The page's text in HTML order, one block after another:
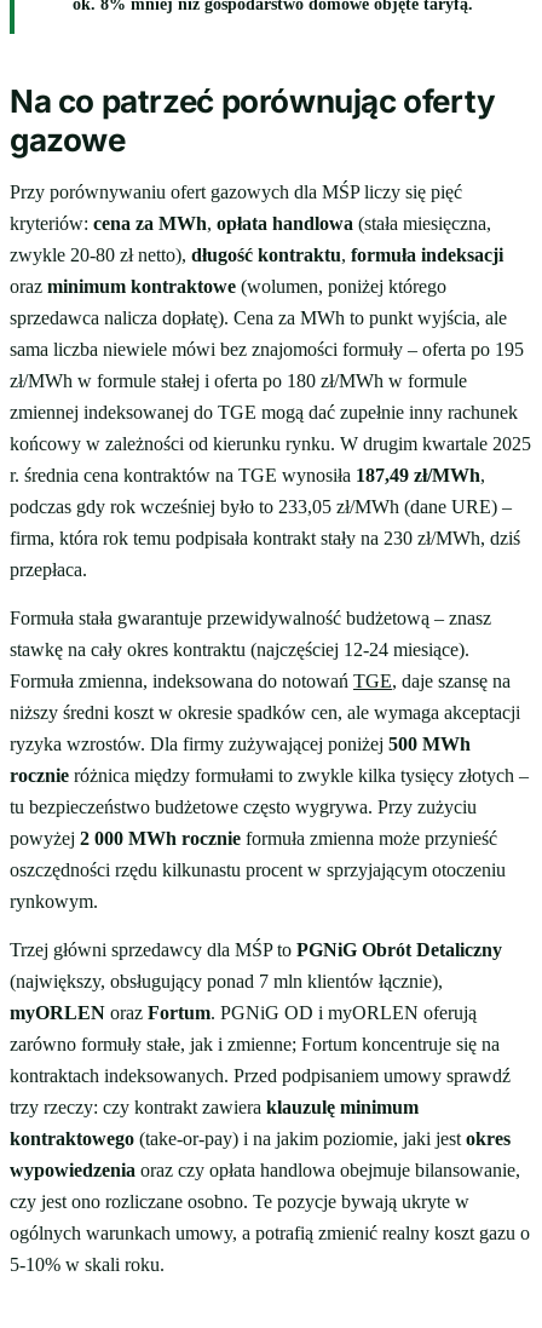
ok. 8% mniej niż gospodarstwo domowe objęte taryfą.
Na co patrzeć porównując oferty
gazowe
Przy porównywaniu ofert gazowych dla MŚP liczy się pięć
kryteriów: cena za MWh, opłata handlowa (stała miesięczna,
zwykle 20-80 zł netto), długość kontraktu, formuła indeksacji
oraz minimum kontraktowe (wolumen, poniżej którego
sprzedawca nalicza dopłatę). Cena za MWh to punkt wyjścia, ale
sama liczba niewiele mówi bez znajomości formuły – oferta po 195
zł/MWh w formule stałej i oferta po 180 zł/MWh w formule
zmiennej indeksowanej do TGE mogą dać zupełnie inny rachunek
końcowy w zależności od kierunku rynku. W drugim kwartale 2025
r. średnia cena kontraktów na TGE wynosiła 187,49 zł/MWh,
podczas gdy rok wcześniej było to 233,05 zł/MWh (dane URE) –
firma, która rok temu podpisała kontrakt stały na 230 zł/MWh, dziś
przepłaca.
Formuła stała gwarantuje przewidywalność budżetową – znasz
stawkę na cały okres kontraktu (najczęściej 12-24 miesiące).
Formuła zmienna, indeksowana do notowań TGE, daje szansę na
niższy średni koszt w okresie spadków cen, ale wymaga akceptacji
ryzyka wzrostów. Dla firmy zużywającej poniżej 500 MWh
rocznie różnica między formułami to zwykle kilka tysięcy złotych –
tu bezpieczeństwo budżetowe często wygrywa. Przy zużyciu
powyżej 2 000 MWh rocznie formuła zmienna może przynieść
oszczędności rzędu kilkunastu procent w sprzyjającym otoczeniu
rynkowym.
Trzej główni sprzedawcy dla MŚP to PGNiG Obrót Detaliczny
(największy, obsługujący ponad 7 mln klientów łącznie),
myORLEN oraz Fortum. PGNiG OD i myORLEN oferują
zarówno formuły stałe, jak i zmienne; Fortum koncentruje się na
kontraktach indeksowanych. Przed podpisaniem umowy sprawdź
trzy rzeczy: czy kontrakt zawiera klauzulę minimum
kontraktowego (take-or-pay) i na jakim poziomie, jaki jest okres
wypowiedzenia oraz czy opłata handlowa obejmuje bilansowanie,
czy jest ono rozliczane osobno. Te pozycje bywają ukryte w
ogólnych warunkach umowy, a potrafią zmienić realny koszt gazu o
5-10% w skali roku.